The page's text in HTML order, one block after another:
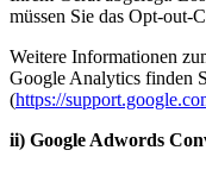
müssen Sie das Opt-out-
Weitere Informationen
Google Analytics finden
(https://
ii) Google Adwords